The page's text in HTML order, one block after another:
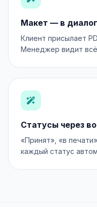
Макет — в
Клиент присылает
Менеджер видит
Статусы через
«Принят», «в
каждый статус